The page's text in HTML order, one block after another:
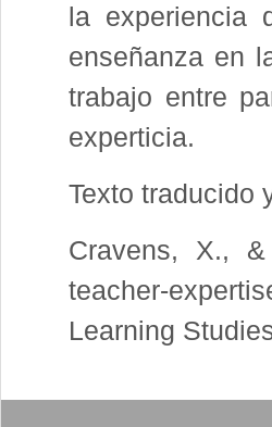
la experiencia
enseñanza en
trabajo entre
experticia.
Texto traducido
Cravens, X.,
teacher-
Learning